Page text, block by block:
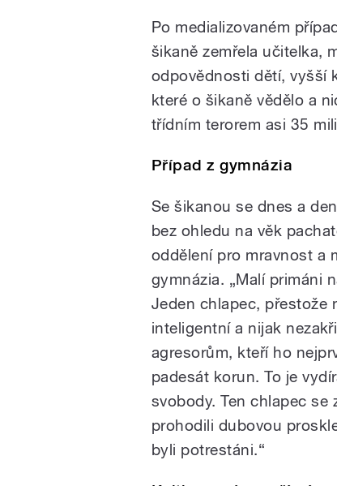
Po medializovaném
šikaně zemřela učitelka,
odpovědnosti dětí, vyšší
které o šikaně vědělo a
třídním terorem asi 35
Případ z gymnázia
Se šikanou se dnes a
bez ohledu na věk
oddělení pro mravnost a
gymnázia. „Malí primáni
Jeden chlapec, přestože
inteligentní a nijak
agresorům, kteří ho
padesát korun. To je
svobody. Ten chlapec
prohodili dubovou
byli potrestáni.“